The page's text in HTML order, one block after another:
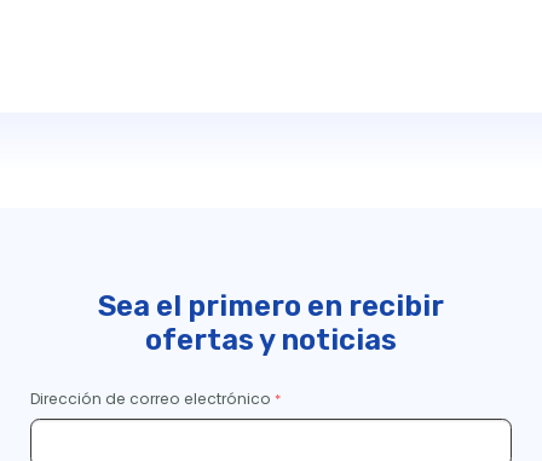
Sea el primero en recibir
ofertas y noticias
Dirección de correo electrónico